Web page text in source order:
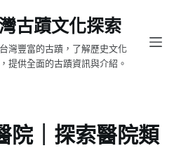
古蹟文化探索
灣豐富的古蹟，了解歷史文化
提供全面的古蹟資訊與介紹。
院｜探索醫院類